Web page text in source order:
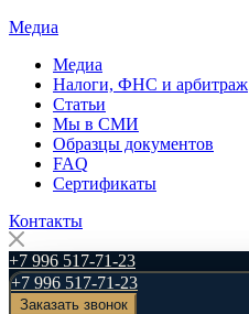
Медиа
Медиа
Налоги, ФНС и арбитраж
Статьи
Мы в СМИ
Образцы документов
FAQ
Сертификаты
Контакты
+7 996 517-71-23
+7 996 517-71-23
Заказать звонок